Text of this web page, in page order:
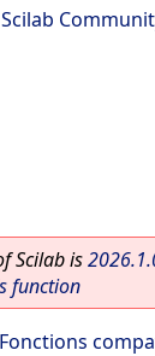
Scilab
Scilab is
function
Fonctions